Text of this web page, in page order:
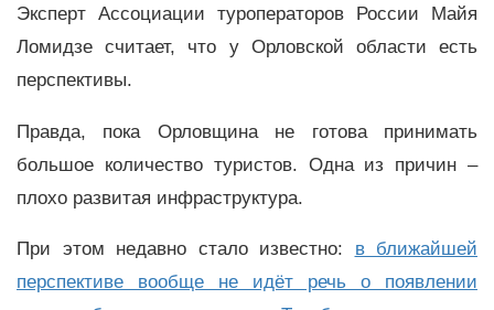
Эксперт Ассоциации туроператоров России Майя
Ломидзе считает, что у Орловской области есть
перспективы.
Правда, пока Орловщина не готова принимать
большое количество туристов. Одна из причин –
плохо развитая инфраструктура.
При этом недавно стало известно: в ближайшей
перспективе вообще не идёт речь о появлении